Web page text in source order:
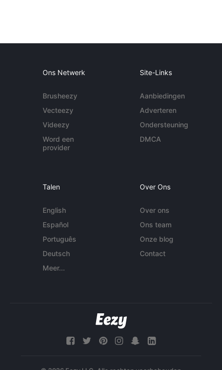
Ons Netwerk
Brusheezy
Vecteezy
Videezy
Word een
provider
Site-Links
Aanbiedingen
Adverteren
Ondersteuning
DMCA
Talen
English
Español
Português
Deutsch
Meer...
Over Ons
Over ons
Ons team
Onze blog
Contact